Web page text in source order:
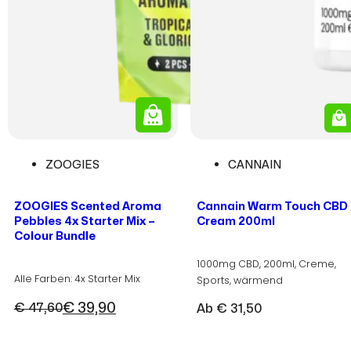
ZOOGIES
ZOOGIES Scented Aroma
Pebbles 4x Starter Mix –
Colour Bundle
Alle Farben: 4x Starter Mix
€47,60
Ursprünglicher
€39,90
Aktueller
CANNAIN
Cannain Warm Touch CBD
Cream 200ml
1000mg CBD, 200ml, Creme,
Sports, wärmend
Ab € 31,50